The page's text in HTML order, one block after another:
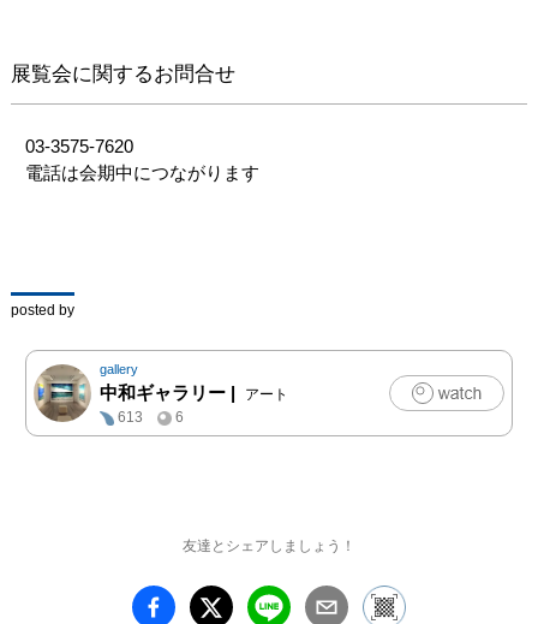
さい。
展覧会に関するお問合せ
03-3575-7620
電話は会期中につながります
posted by
gallery
中和ギャラリー |
アート
613
6
友達とシェアしましょう！